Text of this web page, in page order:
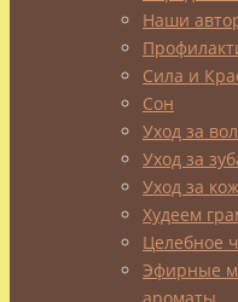
в
этом
некая
Потому
что
мой
путь
с
Наши
Сила и
Сон
Уход за
Уход за
Уход за
Худеем
Целебное
Эфирные